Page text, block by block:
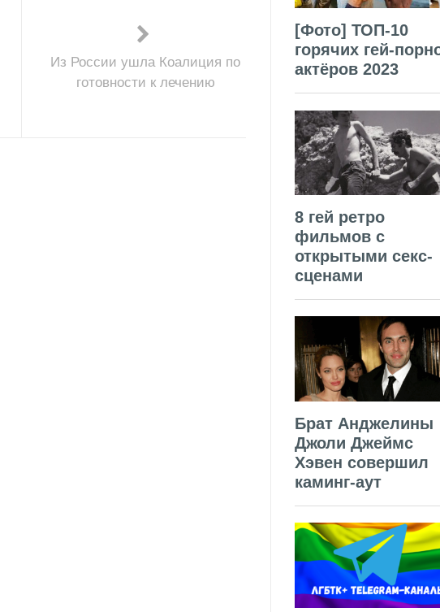
Из России ушла Коалиция по
готовности к лечению
[Фото] ТОП-10
горячих гей-
актёров 2023
8 гей ретро
фильмов с
открытыми секс-
сценами
Брат Анджелины
Джоли Джеймс
Хэвен совершил
каминг-аут